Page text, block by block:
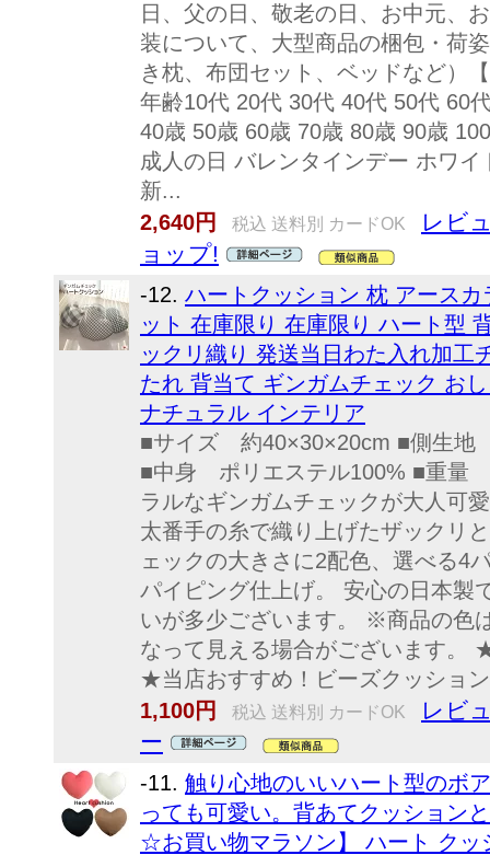
日、父の日、敬老の日、お中元、
装について、大型商品の梱包・荷
き枕、布団セット、ベッドなど）
年齢10代 20代 30代 40代 50代 60
40歳 50歳 60歳 70歳 80歳 90歳
成人の日 バレンタインデー ホワ
新...
2,640円
税込 送料別 カードOK
レビ
ョップ!
-12. ハートクッション 枕 アース
ット 在庫限り 在庫限り ハート型
ックリ織り 発送当日わた入れ加工
たれ 背当て ギンガムチェック お
ナチュラル インテリア
■サイズ 約40×30×20cm ■側生地
■中身 ポリエステル100% ■重量
ラルなギンガムチェックが大人可
太番手の糸で織り上げたザックリ
ェックの大きさに2配色、選べる4
パイピング仕上げ。 安心の日本
いが多少ございます。 ※商品の色
なって見える場合がございます。
★当店おすすめ！ビーズクッション
1,100円
税込 送料別 カードOK
レビ
ー
-11. 触り心地のいいハート型のボ
っても可愛い。背あてクッション
☆お買い物マラソン】 ハート クッ